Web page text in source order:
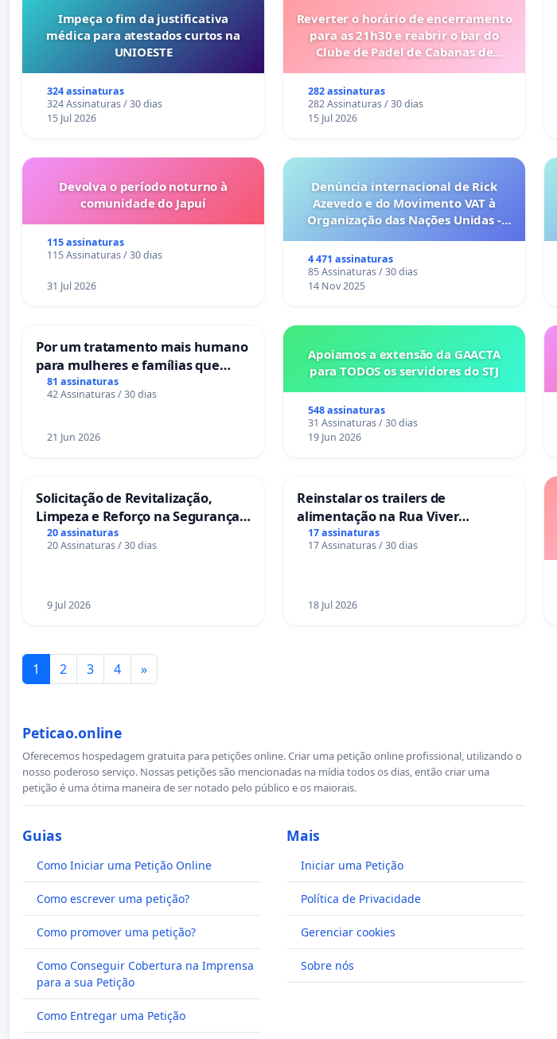
Impeça o fim da justificativa
médica para atestados curtos na
UNIOESTE
324 assinaturas
324 Assinaturas / 30 dias
15 Jul 2026
Reverter o horário de encerramento
para as 21h30 e reabrir o bar do
Clube de Padel de Cabanas de
282 assinaturas
282 Assinaturas / 30 dias
15 Jul 2026
Devolva o período noturno à
comunidade do Japuí
115 assinaturas
115 Assinaturas / 30 dias
31 Jul 2026
Denúncia internacional de Rick
Azevedo e do Movimento VAT à
Organização das Nações Unidas -
6x1 enquanto o lobby empresarial
compra a omissão do Congresso.
4 471 assinaturas
85 Assinaturas / 30 dias
14 Nov 2025
Por um tratamento mais humano
para mulheres e famílias que
sofrem uma perda gestacional
nos hospitais portugueses
81 assinaturas
42 Assinaturas / 30 dias
21 Jun 2026
Apoiamos a extensão da GAACTA
para TODOS os servidores do STJ
548 assinaturas
31 Assinaturas / 30 dias
19 Jun 2026
Solicitação de Revitalização,
Limpeza e Reforço na Segurança
das Praças da Rua Cachoeira das
Sete Ilhas
20 assinaturas
20 Assinaturas / 30 dias
9 Jul 2026
Reinstalar os trailers de
alimentação na Rua Viver
Salvador
17 assinaturas
17 Assinaturas / 30 dias
18 Jul 2026
1 2 3 4 »
Peticao.online
Oferecemos hospedagem gratuita para petições online. Criar uma petição online profissional, utilizando o
nosso poderoso serviço. Nossas petições são mencionadas na mídia todos os dias, então criar uma
petição é uma ótima maneira de ser notado pelo público e os maiorais.
Guias
Como Iniciar uma Petição Online
Como escrever uma petição?
Como promover uma petição?
Como Conseguir Cobertura na Imprensa
para a sua Petição
Como Entregar uma Petição
Mais
Iniciar uma Petição
Política de Privacidade
Gerenciar cookies
Sobre nós